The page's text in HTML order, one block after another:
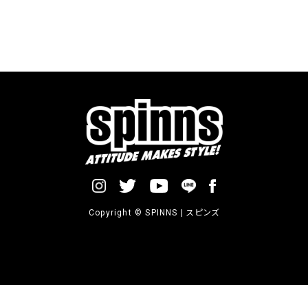
Copyright © SPINNS | スピンズ